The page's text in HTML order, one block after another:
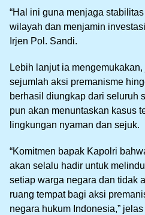
“Hal ini guna menjaga
wilayah dan menjamin
Irjen Pol. Sandi.
Lebih lanjut ia
sejumlah aksi premanisme
berhasil diungkap dari seluruh
pun akan menuntaskan kasus
lingkungan nyaman dan sejuk.
“Komitmen bapak Kapolri
akan selalu hadir untuk
setiap warga negara dan tidak
ruang tempat bagi aksi
negara hukum Indonesia,”